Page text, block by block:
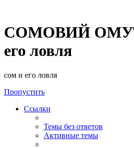
СОМОВИЙ ОМУТ
его ловля
сом и его ловля
Пропустить
Ссылки
Темы без ответов
Активные темы